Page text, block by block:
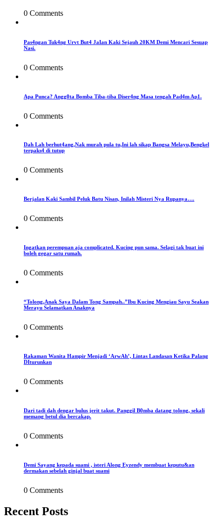
0 Comments
Pas4ngan Tuk4ng Urvt But4 JaIan Kaki Sejauh 20KM Demi Mencari Sesuap
Nasi.
0 Comments
Apa Punca? Angg0ta Bomba Tiba-tiba Diser4ng Masa tengah Pad4m Ap1.
0 Comments
Dah Lah berhut4ang,Nak murah pula tu,Ini lah sikap Bangsa Melayu,Bengkel
terpaks4 di tutup
0 Comments
Berjalan Kaki Sambil Peluk Batu Nisan, Inilah Misteri Nya Rupanya….
0 Comments
Ingatkan perempuan aja complicated. Kucing pun sama. Selagi tak buat ini
boleh gegar satu rumah.
0 Comments
“Tolong,Anak Saya Dalam Tong Sampah..”Ibu Kucing Mengiau Sayu Seakan
Merayu Selamatkan Anaknya
0 Comments
Rakaman Wanita Hampir Menjadi ‘ArwAh’, Lintas Landasan Ketika Palang
DIturunkan
0 Comments
Dari tadi dah dengar bulus jerit takut. Panggil B0mba datang tolong, sekali
memang betul dia bercakap.
0 Comments
Demi Sayang kepada suami , isteri Along Eyzendy membuat keputu&an
dermakan sebelah ginjal buat suami
0 Comments
Recent Posts